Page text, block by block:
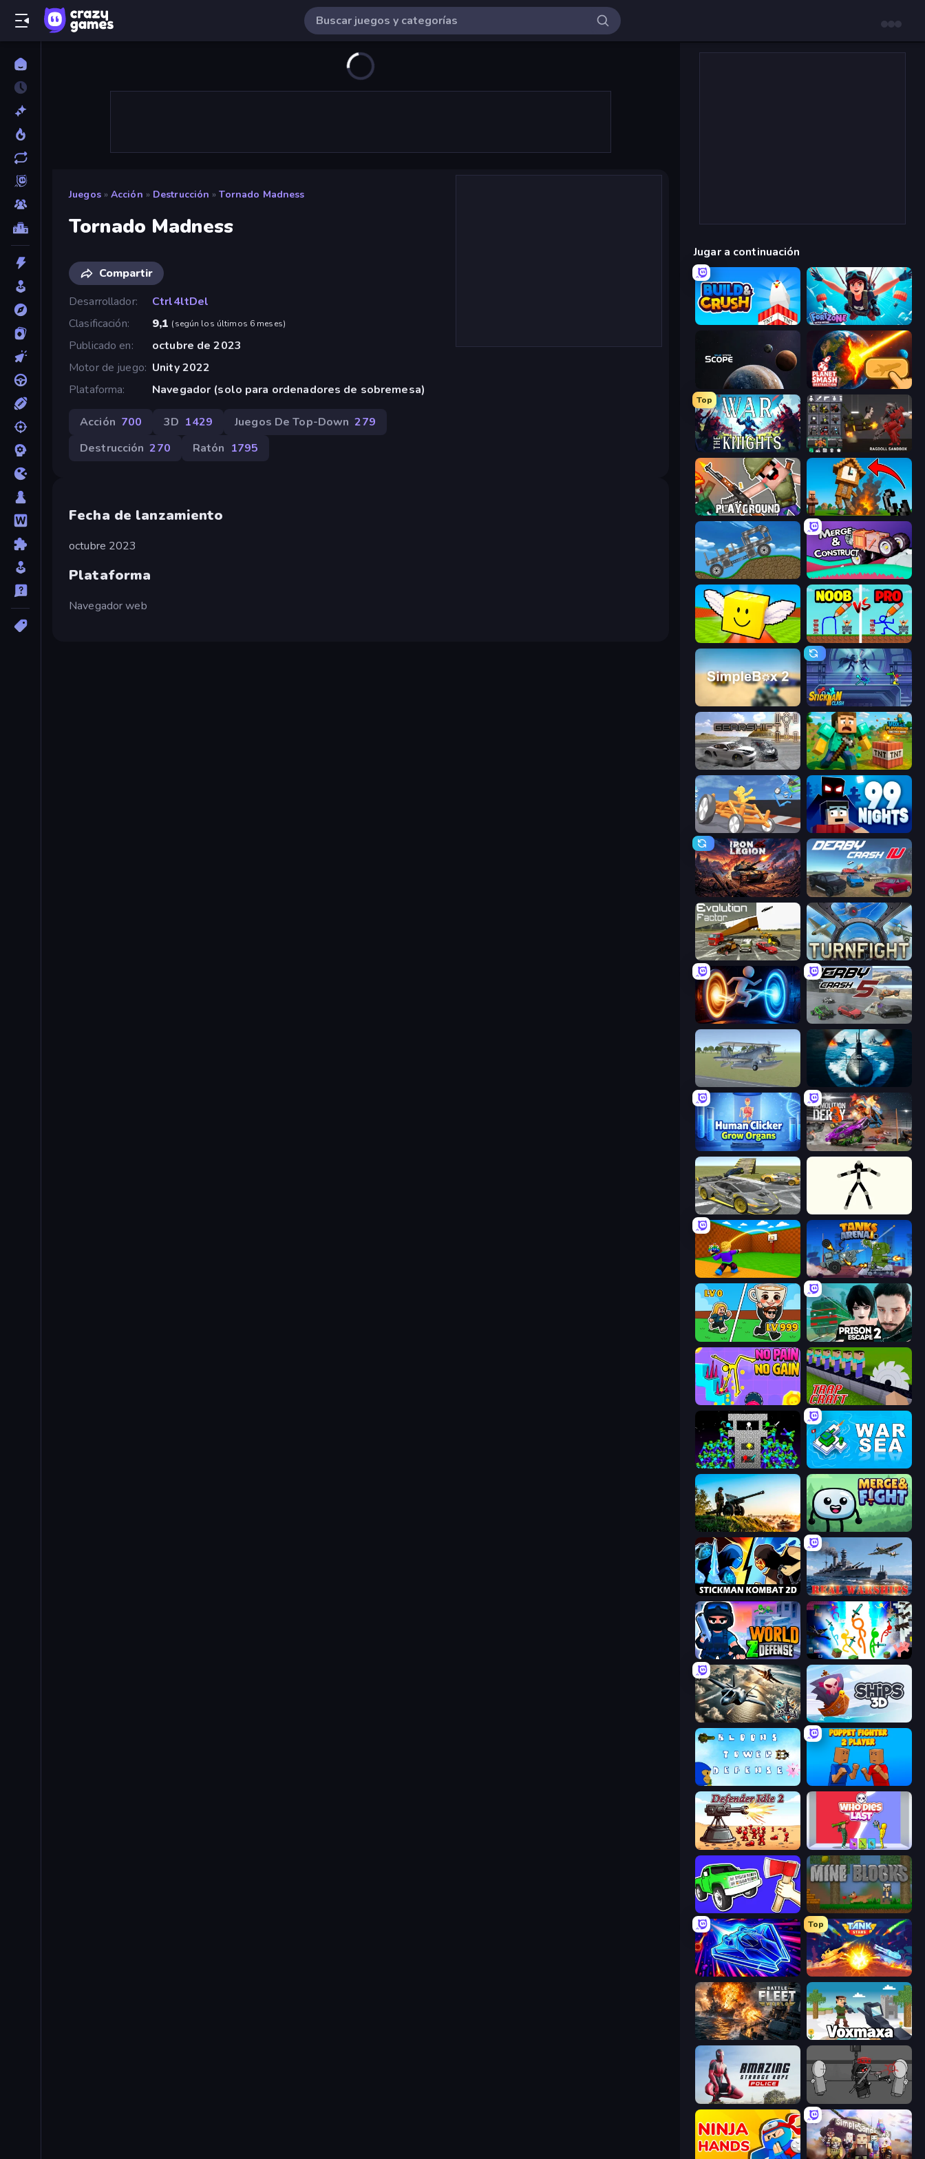
Juegos » Acción » Destrucción » Tornado Madness
Tornado Madness
Compartir
Desarrollador
Ctrl4ltDel
Clasificación
9,1 (según los últimos 6 meses)
Publicado en
octubre de 2023
Motor de juego Unity 2022
Plataforma
Navegador (solo para ordenadores de sobremesa)
Acción 700 3D 1429 Juegos De Top-Down 279
Destrucción 270 Ratón 1795
Fecha de lanzamiento
octubre 2023
Plataforma
Navegador web
Jugar a continuación
Build and Crush Fortzone Battle Royale
Solar System Scope Planet Smash Destruction
Top
War the Knights Last Play: Ragdoll Sandbox
Playground Noob Fuse
Move It! Merge & Construct
Lucky Brainrot Blocks Online DOP Noob: Draw to Save
Stickman Clash
Gearshift One Voxel Playground: Ragdoll Noob
Draw Crash Race 99 Nights (Bloxd.io)
Iron Legion Derby Crash 4
Evolution Factor Turnfight
Portal Escape Derby Crash 5
3D Flight Simulator Ships Battlefield 3D
Human Clicker: Grow Organs Demolition Derby 3
Wrong Way Stick Animator
Throw a Lucky Block Tanks Arena io: Craft & Combat
Brainrot Arena Online Prison Escape 2
No Pain No Gain - Ragdoll Sandbox Trap Craft
Stick Epic Fighter War Sea
Artillery Vs Tanks Merge & Fight
Stickman Kombat 2D Real Warships
World Z Defense - Zombie Defense Stickman Epic
Aces of the Sky: Epic Dogfights Ships 3D
Puppet Fighter 2 Player
Defender Idle 2 Who Dies Last?
Mine Blocks
Stellar Swarm
Top
Tank Stars
Battle Fleet World Voxmaxa
Amazing Strange Rope Police Madness Project Nexus